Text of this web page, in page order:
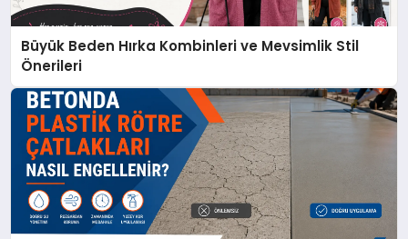
Büyük Beden Hırka Kombinleri ve Mevsimlik Stil
Önerileri